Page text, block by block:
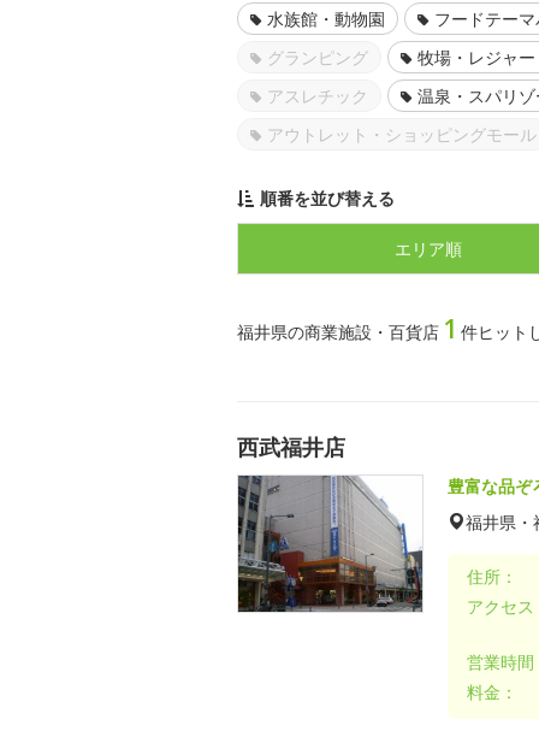
水族館・動物園
フードテー
グランピング
牧場・レジャ
アスレチック
温泉・スパリ
アウトレット・ショッピングモール
順番を並び替える
エリア順
福井県の商業施設・百貨店 1 件ヒット
西武福井店
豊富な品ぞ
福井県・
住所：
アクセス
営業時間
料金：